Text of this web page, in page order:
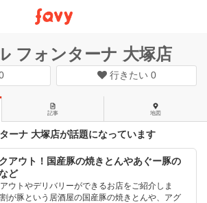
フォンターナ 大塚店
行きたい 0
記事 地図
ーナ 大塚店が話題になっています
アウト！国産豚の焼きとんやあぐー豚の
ど
ウトやデリバリーができるお店をご紹介しま
が豚という居酒屋の国産豚の焼きとんや、アグ